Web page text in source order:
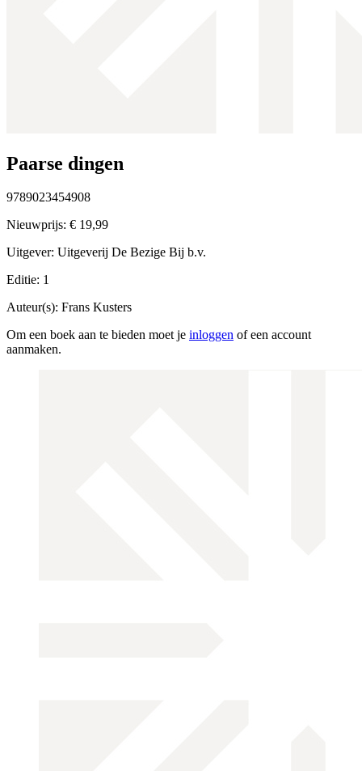
Paarse dingen
9789023454908
Nieuwprijs: € 19,99
Uitgever: Uitgeverij De Bezige Bij b.v.
Editie: 1
Auteur(s): Frans Kusters
Om een boek aan te bieden moet je inloggen of een account
aanmaken.